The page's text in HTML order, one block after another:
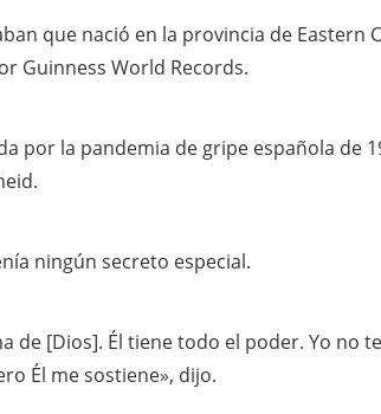
que nació en la provincia de Eastern
Guinness World Records.
por la pandemia de gripe española de
ningún secreto especial.
de [Dios]. Él tiene todo el poder. Yo no
Él me sostiene», dijo.